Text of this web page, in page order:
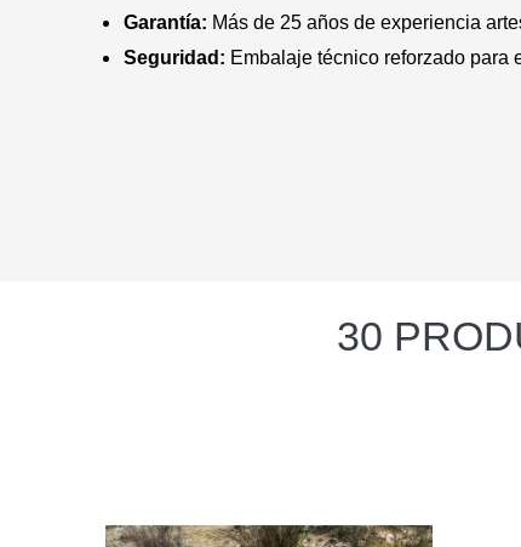
Garantía: Más de 25 años de experiencia
Seguridad: Embalaje técnico reforzado para
30